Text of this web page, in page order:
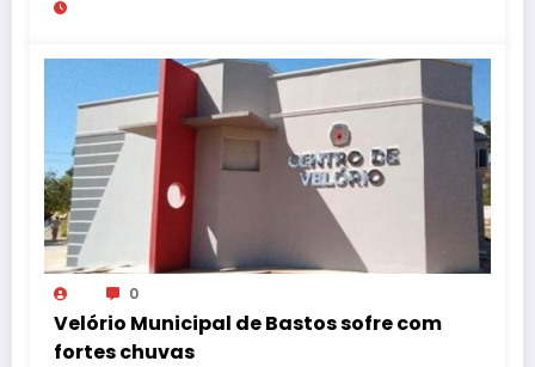
0
Velório Municipal de Bastos sofre com
fortes chuvas